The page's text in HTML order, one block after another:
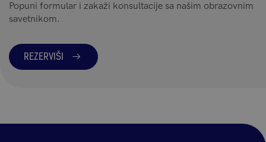
Popuni formular i zakaži konsultacije sa našim obrazovnim
savetnikom.
REZERVIŠI